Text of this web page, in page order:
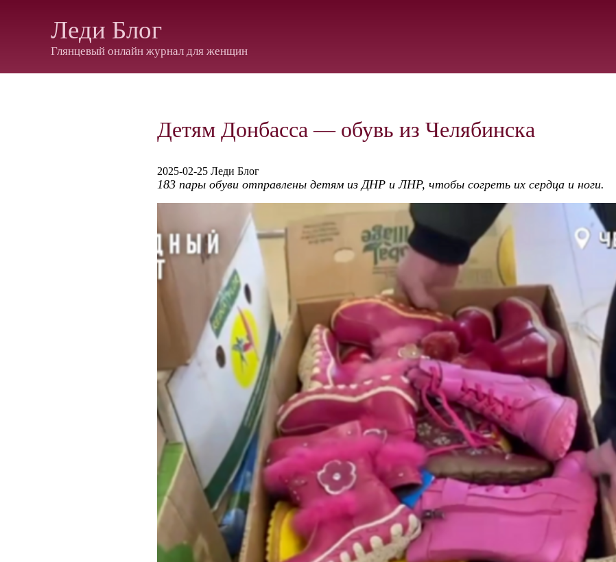
Леди Блог
Глянцевый онлайн журнал для женщин
Детям Донбасса — обувь из Челябинска
2025-02-25 Леди Блог
183 пары обуви отправлены детям из ДНР и ЛНР, чтобы согреть их сердца и ноги.